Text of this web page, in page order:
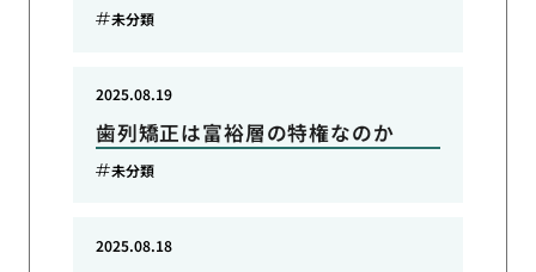
未分類
歯列矯正は富裕層の特権なのか
2025.08.19
未分類
2025.08.18